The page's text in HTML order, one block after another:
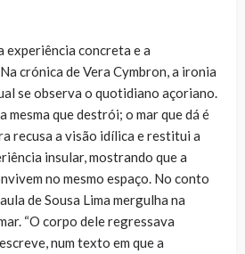
experiência concreta e a
crónica de Vera Cymbron, a ironia
se observa o quotidiano açoriano.
mesma que destrói; o mar que dá é
recusa a visão idílica e restitui a
insular, mostrando que a
no mesmo espaço. No conto
de Sousa Lima mergulha na
“O corpo dele regressava
num texto em que a